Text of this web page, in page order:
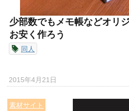
少部数でもメモ帳などオリ
お安く作ろう
同人
2015年4月21日
素材サイト